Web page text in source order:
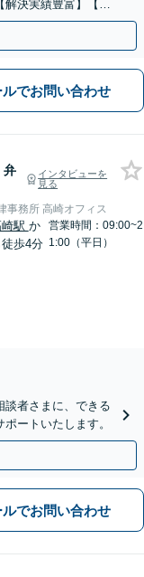
解決実績豊富】【電
ルでお問い合わせ
弁
インタビューを
見る
事務所 高崎オフィス
駅 か
徒歩4分
営業時間：09:00~2
1:00（平日）
談者さまに、できる
ートいたします。
ルでお問い合わせ